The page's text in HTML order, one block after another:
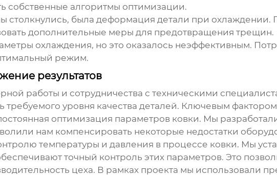
собственные алгоритмы оптимизации.
столкнулись, была деформация детали при
дополнительные меры для предотвращения
охлаждения, но это оказалось неэффективным.
режим.
результатов
работы и сотрудничества с техническими
требуемого уровня качества деталей. Ключевым
оптимизация параметров ковки. Мы
нам компенсировать некоторые недостатки
температуры и давления в процессе ковки. Мы
точный контроль этих параметров. Это
цеха. В рамках проекта мы использовали